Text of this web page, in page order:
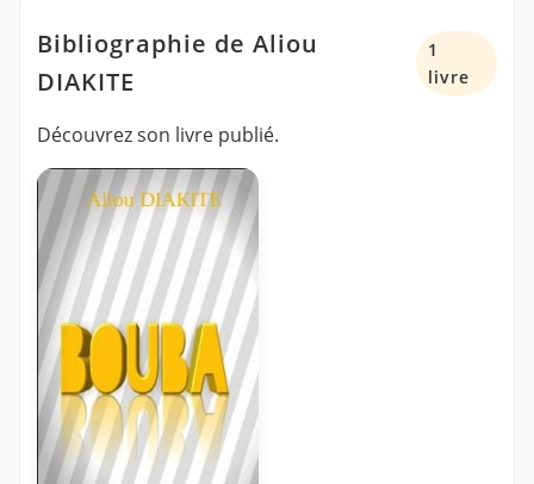
Bibliographie de Aliou
DIAKITE
1
livre
Découvrez son livre publié.